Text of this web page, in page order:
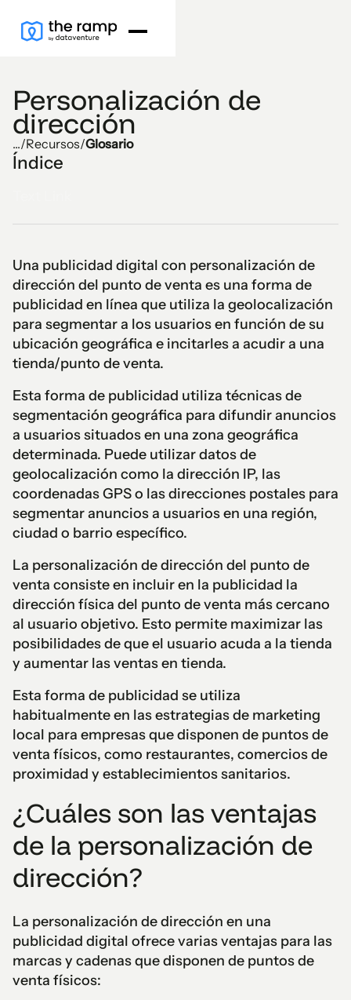
Personalización de
dirección
.../Recursos/Glosario
Índice
Una publicidad digital con personalización de
dirección del punto de venta es una forma de
publicidad en línea que utiliza la geolocalización
para segmentar a los usuarios en función de su
ubicación geográfica e incitarles a acudir a una
tienda/punto de venta.
Esta forma de publicidad utiliza técnicas de
segmentación geográfica para difundir anuncios
a usuarios situados en una zona geográfica
determinada. Puede utilizar datos de
geolocalización como la dirección IP, las
coordenadas GPS o las direcciones postales para
segmentar anuncios a usuarios en una región,
ciudad o barrio específico.
La personalización de dirección del punto de
venta consiste en incluir en la publicidad la
dirección física del punto de venta más cercano
al usuario objetivo. Esto permite maximizar las
posibilidades de que el usuario acuda a la tienda
y aumentar las ventas en tienda.
Esta forma de publicidad se utiliza
habitualmente en las estrategias de marketing
local para empresas que disponen de puntos de
venta físicos, como restaurantes, comercios de
proximidad y establecimientos sanitarios.
¿Cuáles son las ventajas
de la personalización de
dirección?
La personalización de dirección en una
publicidad digital ofrece varias ventajas para las
marcas y cadenas que disponen de puntos de
venta físicos: